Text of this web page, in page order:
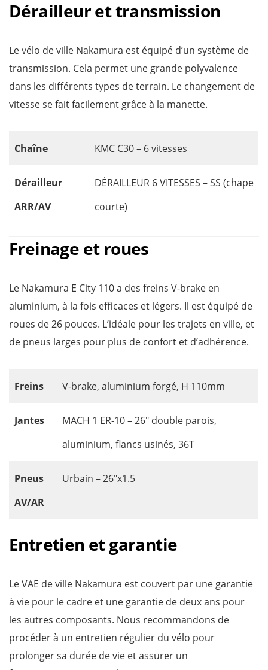
Dérailleur et transmission
Le vélo de ville Nakamura est équipé d’un système de
transmission. Cela permet une grande polyvalence
dans les différents types de terrain. Le changement de
vitesse se fait facilement grâce à la manette.
Chaîne KMC C30 – 6 vitesses
Dérailleur
ARR/AV
DÉRAILLEUR 6 VITESSES – SS (chape
courte)
Freinage et roues
Le Nakamura E City 110 a des freins V-brake en
aluminium, à la fois efficaces et légers. Il est équipé de
roues de 26 pouces. L’idéale pour les trajets en ville, et
de pneus larges pour plus de confort et d’adhérence.
Freins V-brake, aluminium forgé, H 110mm
Jantes
MACH 1 ER-10 – 26″ double parois,
aluminium, flancs usinés, 36T
Pneus
AV/AR
Urbain – 26″x1.5
Entretien et garantie
Le VAE de ville Nakamura est couvert par une garantie
à vie pour le cadre et une garantie de deux ans pour
les autres composants. Nous recommandons de
procéder à un entretien régulier du vélo pour
prolonger sa durée de vie et assurer un